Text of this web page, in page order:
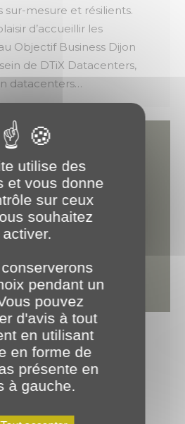
sur-mesure et résilients.
d’accueillir les
Objectif Business Dijon
de DTiX Datacenters,
datacenters…
by PLANET
o.brotel 27 mai 2025
de développement
utilise des
et vous donne
sur ceux
souhaitez
activer.
pendant un
pouvez
d'avis à tout
en utilisant
en forme de
présente en
à gauche.